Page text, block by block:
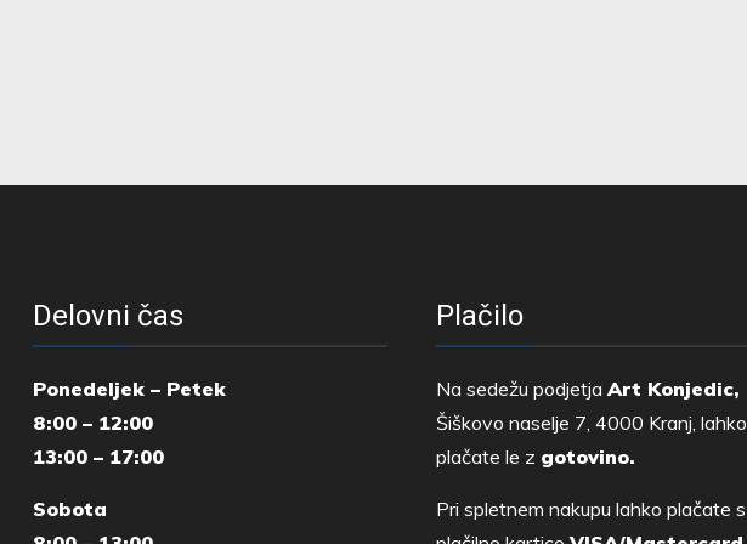
Delovni čas
Ponedeljek – Petek
8:00 – 12:00
13:00 – 17:00
Sobota
Plačilo
Na sedežu podjetjaArt Konjedic,
Šiškovo naselje 7, 4000 Kranj, lahko
plačate le z gotovino.
Pri spletnem nakupu lahko plačate s